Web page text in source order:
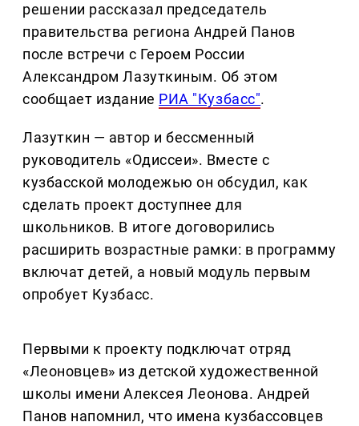
решении рассказал председатель
правительства региона Андрей Панов
после встречи с Героем России
Александром Лазуткиным. Об этом
сообщает издание РИА "Кузбасс".
Лазуткин — автор и бессменный
руководитель «Одиссеи». Вместе с
кузбасской молодежью он обсудил, как
сделать проект доступнее для
школьников. В итоге договорились
расширить возрастные рамки: в программу
включат детей, а новый модуль первым
опробует Кузбасс.
Первыми к проекту подключат отряд
«Леоновцев» из детской художественной
школы имени Алексея Леонова. Андрей
Панов напомнил, что имена кузбассовцев